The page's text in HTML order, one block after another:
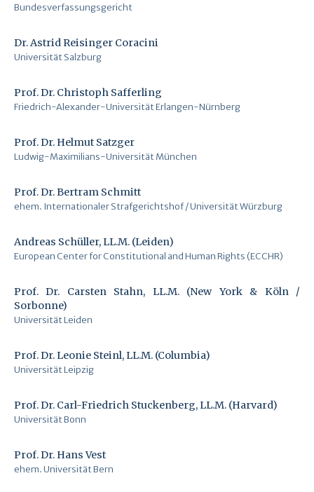
Bundesverfassungsgericht
Dr. Astrid Reisinger Coracini
Universität Salzburg
Prof. Dr. Christoph Safferling
Friedrich-Alexander-Universität Erlangen-Nürnberg
Prof. Dr. Helmut Satzger
Ludwig-Maximilians-Universität München
Prof. Dr. Bertram Schmitt
ehem. Internationaler Strafgerichtshof / Universität Würzburg
Andreas Schüller, LL.M. (Leiden)
European Center for Constitutional and Human Rights (ECCHR)
Prof. Dr. Carsten Stahn, LL.M. (New York & Köln /
Sorbonne)
Universität Leiden
Prof. Dr. Leonie Steinl, LL.M. (Columbia)
Universität Leipzig
Prof. Dr. Carl-Friedrich Stuckenberg, LL.M. (Harvard)
Universität Bonn
Prof. Dr. Hans Vest
ehem. Universität Bern